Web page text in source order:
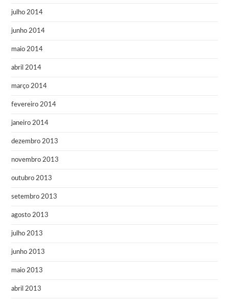
julho 2014
junho 2014
maio 2014
abril 2014
março 2014
fevereiro 2014
janeiro 2014
dezembro 2013
novembro 2013
outubro 2013
setembro 2013
agosto 2013
julho 2013
junho 2013
maio 2013
abril 2013